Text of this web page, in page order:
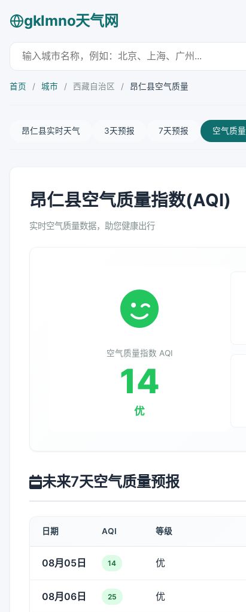
gklmno天气网
首页 / 城市 / 西藏自治区 / 昂仁县空气质量
昂仁县实时天气 3天预报 7天预报 空气质量
昂仁县空气质量指数(AQI)
实时空气质量数据，助您健康出行
空气质量指数 AQI
14
优
未来7天空气质量预报
日期 AQI 等级
08月05日 14 优
08月06日 25 优